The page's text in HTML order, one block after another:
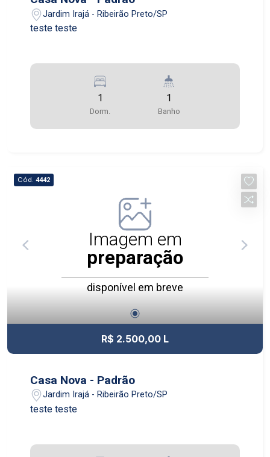
Jardim Irajá - Ribeirão Preto/SP
teste teste
1
Dorm.
1
Banho
Cód. 4442
Imagem em
preparação
disponível em breve
R$ 2.500,00 L
Casa Nova - Padrão
Jardim Irajá - Ribeirão Preto/SP
teste teste